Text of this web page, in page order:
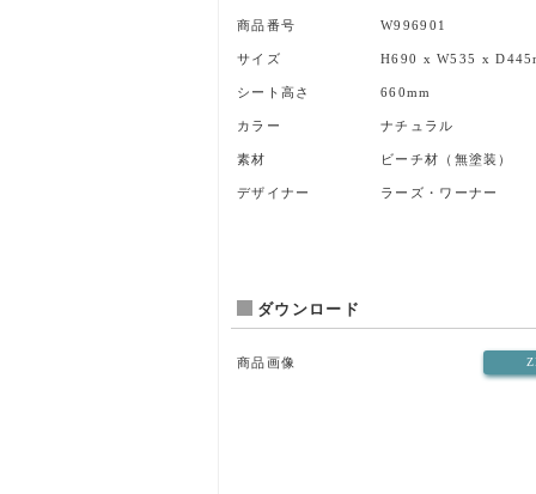
商品番号 W996901
サイズ H690 x W535 x
シート高さ 660mm
カラー ナチュラル
素材 ビーチ材（無塗装）
デザイナー ラーズ・ワーナー
ダウンロード
商品画像